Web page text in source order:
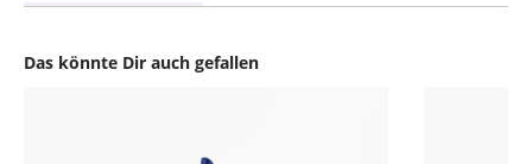
Das könnte Dir auch gefallen